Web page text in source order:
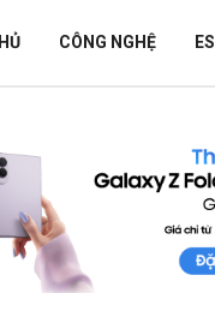
CÔNG NGHỆ